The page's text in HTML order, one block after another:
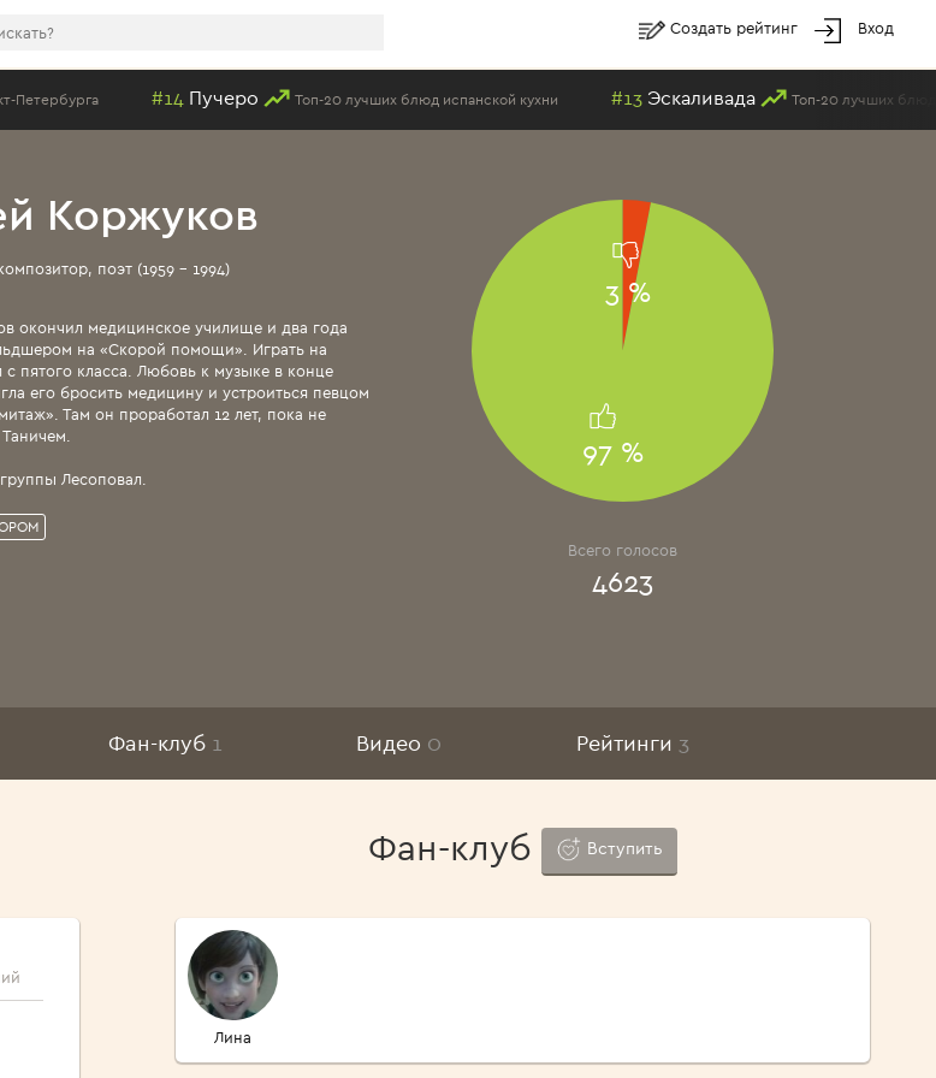
Создать рейтинг Вход
#14 Пучеро Топ-20 лучших блюд испанской кухни #13 Эскаливада Топ-20 лучших блюд испанской
Коржуков
поэт (1959 - 1994)
окончил медицинское училище и два года
на «Скорой помощи». Играть на
с пятого класса. Любовь к музыке в конце
его бросить медицину и устроиться певцом
Там он проработал 12 лет, пока не
Лесоповал.
3 %
97 %
Всего голосов
4623
Фан-клуб 1 Видео 0 Рейтинги 3
Фан-клуб Вступить
Лина
Панина